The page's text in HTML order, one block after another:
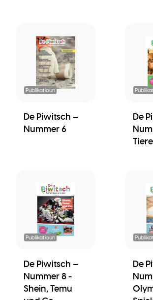
Publikatioun
De Piwitsch –
Nummer 6
De
Publikatioun
De Piwitsch –
Nummer 8 -
Shein, Temu
De